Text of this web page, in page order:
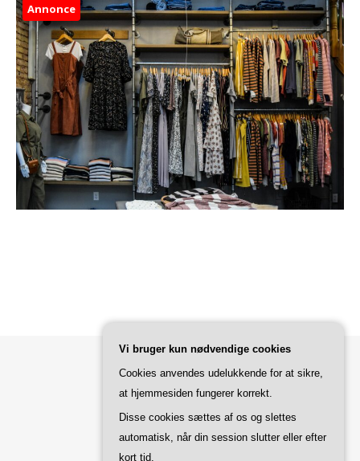
Annonce
Bard Tema afWP Royal .
TILBAGE TIL TOPPEN
Vi bruger kun nødvendige cookies
Cookies anvendes udelukkende for at sikre,
at hjemmesiden fungerer korrekt.
Disse cookies sættes af os og slettes
automatisk, når din session slutter eller efter
kort tid.